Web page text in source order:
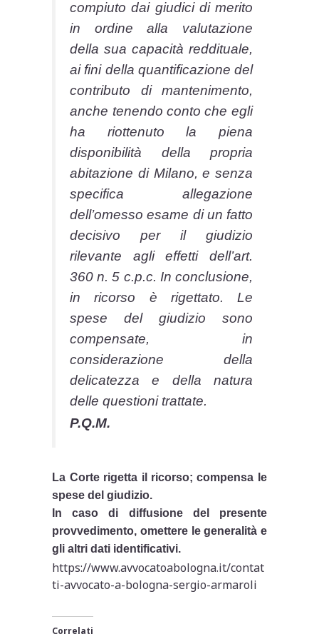
compiuto dai giudici di merito
in ordine alla valutazione
della sua capacità reddituale,
ai fini della quantificazione del
contributo di mantenimento,
anche tenendo conto che egli
ha riottenuto la piena
disponibilità della propria
abitazione di Milano, e senza
specifica allegazione
dell’omesso esame di un fatto
decisivo per il giudizio
rilevante agli effetti dell’art.
360 n. 5 c.p.c. In conclusione,
in ricorso è rigettato. Le
spese del giudizio sono
compensate, in
considerazione della
delicatezza e della natura
delle questioni trattate.
P.Q.M.
La Corte rigetta il ricorso; compensa le
spese del giudizio.
In caso di diffusione del presente
provvedimento, omettere le generalità e
gli altri dati identificativi.
https://www.avvocatoabologna.it/contat
ti-avvocato-a-bologna-sergio-armaroli
Correlati